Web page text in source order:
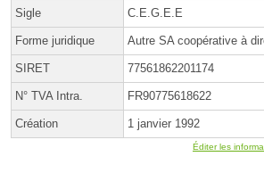
Sigle C.E.G.E.E
Forme juridique Autre SA coopérative à
SIRET 77561862201174
N° TVA Intra. FR90775618622
Création 1 janvier 1992
Éditer les